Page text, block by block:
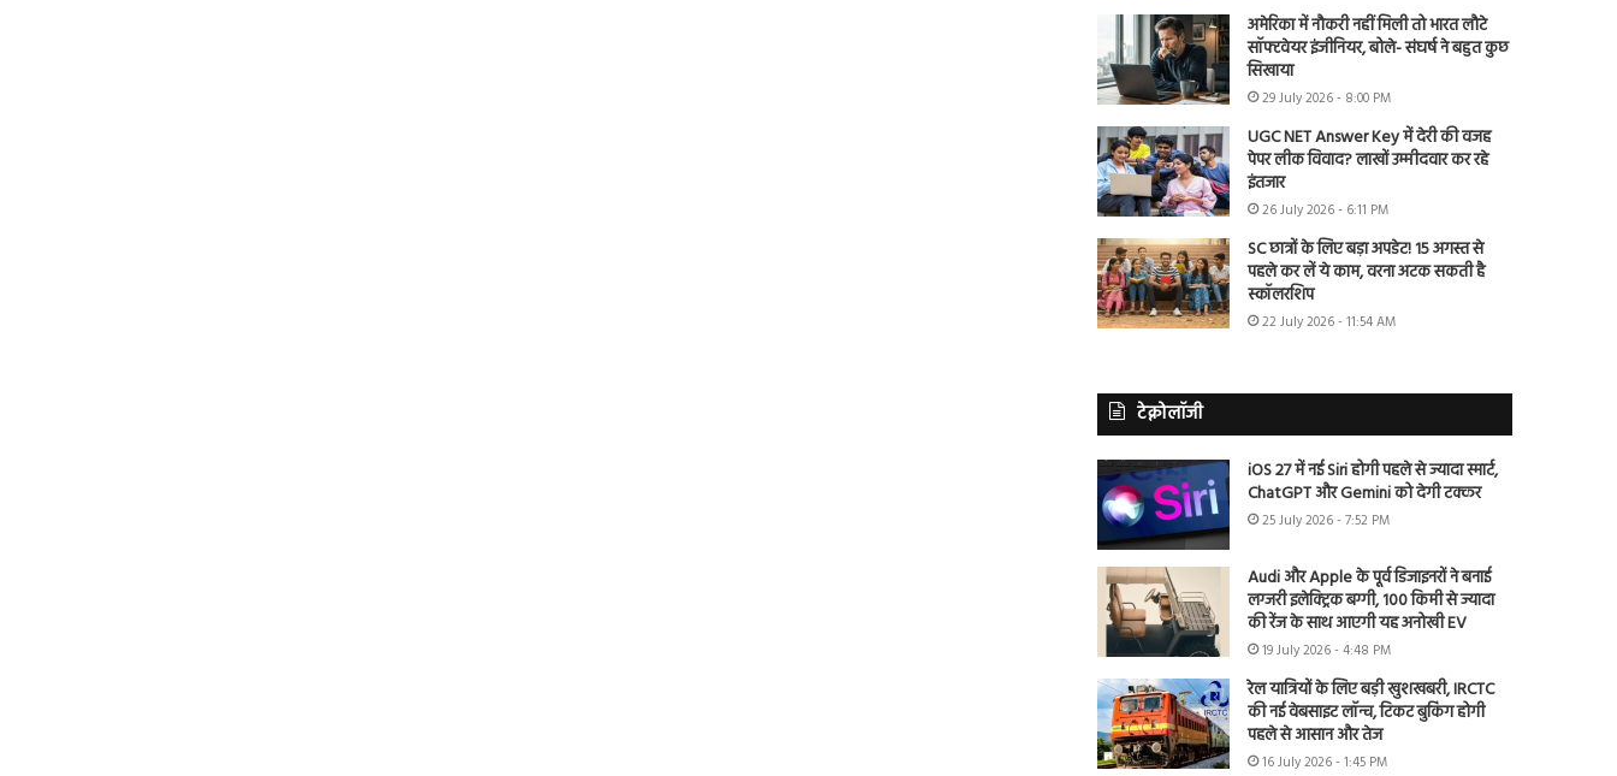
अमेरिका में नौकरी नहीं मिली तो भारत लौटे
सॉफ्टवेयर इंजीनियर, बोले- संघर्ष ने बहुत कुछ
सिखाया
29 July 2026 - 8:00 PM
UGC NET Answer Key में देरी की वजह
पेपर लीक विवाद? लाखों उम्मीदवार कर रहे
इंतजार
26 July 2026 - 6:11 PM
SC छात्रों के लिए बड़ा अपडेट! 15 अगस्त से
पहले कर लें ये काम, वरना अटक सकती है
स्कॉलरशिप
22 July 2026 - 11:54 AM
टेक्नोलॉजी
iOS 27 में नई Siri होगी पहले से ज्यादा स्मार्ट,
ChatGPT और Gemini को देगी टक्कर
25 July 2026 - 7:52 PM
Audi और Apple के पूर्व डिजाइनरों ने बनाई
लग्जरी इलेक्ट्रिक बग्गी, 100 किमी से ज्यादा
की रेंज के साथ आएगी यह अनोखी EV
19 July 2026 - 4:48 PM
रेल यात्रियों के लिए बड़ी खुशखबरी, IRCTC
की नई वेबसाइट लॉन्च, टिकट बुकिंग होगी
पहले से आसान और तेज
16 July 2026 - 1:45 PM